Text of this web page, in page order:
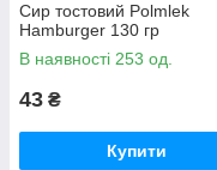
Сир тостовий Polmlek
Hamburger 130 гр
В наявності 253 од.
43 ₴
Купити